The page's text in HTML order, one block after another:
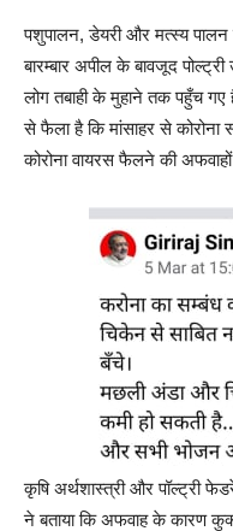
पशुपालन, डेयरी और मत्स्य पालन
बारम्बार अपील के बावजूद
लोग तबाही के मुहाने तक पहुँच
से फैला है कि मांसाहर से
कोरोना वायरस फैलने की
कृषि अर्थशास्त्री और पॉल्ट्री
ने बताया कि अफवाह के कारण